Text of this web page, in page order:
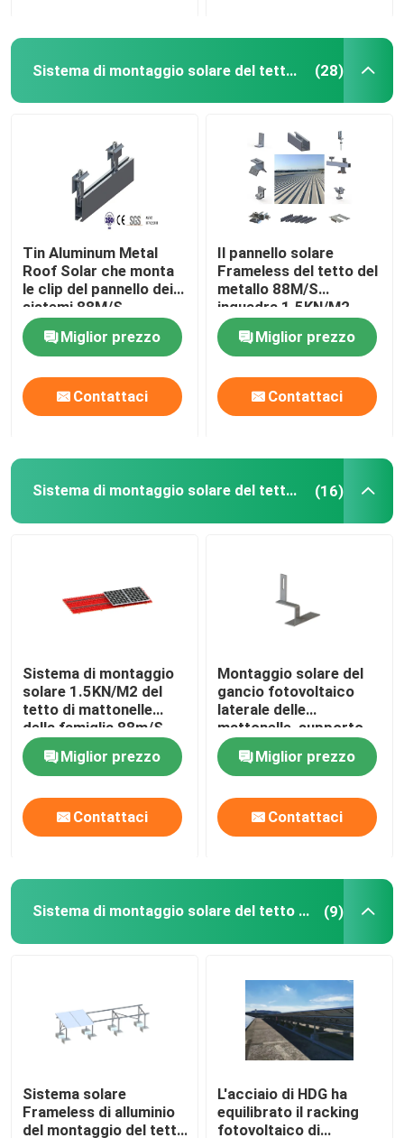
Prodotti
Video
Manifestazione di VR
Giro della fabbrica
Contattici
Casi
pv solare che monta i sistemi
Sistema di montaggio solare del tetto del metallo
Sistema di montaggio solare del tetto di mattonelle
Struttura di montaggio solare di alluminio
Carport del pannello solare
Sistema di montaggio solare del tetto del metallo (28)
Tin Aluminum Metal
Roof Solar che monta
le clip del pannello dei
sistemi 88M/S
Miglior prezzo
Contattaci
Il pannello solare
Frameless del tetto del
metallo 88M/S
inquadra 1.5KN/M2
ondulato
Miglior prezzo
Contattaci
Sistema di montaggio solare del tetto di mattonelle (16)
Sistema di montaggio
solare 1.5KN/M2 del
tetto di mattonelle
della famiglia 88m/S
Miglior prezzo
Contattaci
Montaggio solare del
gancio fotovoltaico
laterale delle
mattonelle, supporto
solare delle mattonelle
AL6005Miglior prezzo
Contattaci
Sistema di montaggio solare del tetto piano (9)
Sistema solare
Frameless di alluminio
del montaggio del tetto
L'acciaio di HDG ha
equilibrato il racking
fotovoltaico di